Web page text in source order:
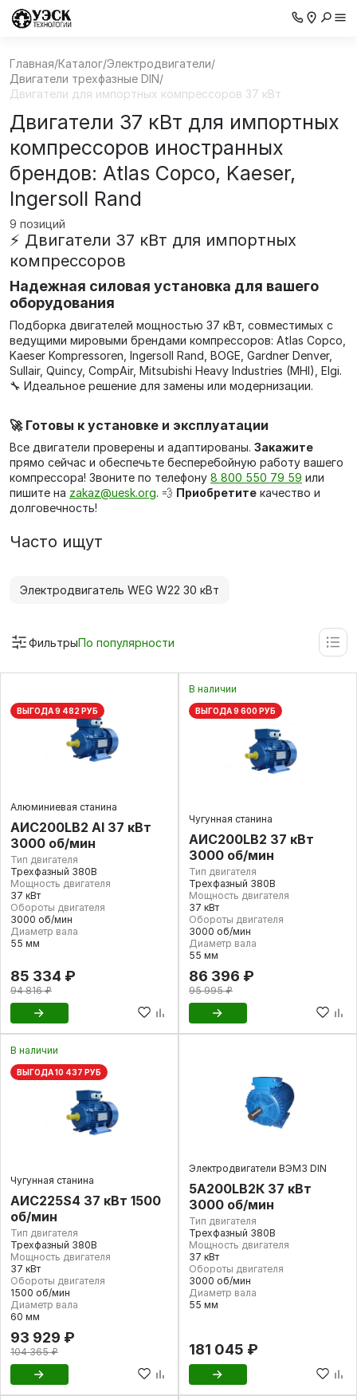
Главная/Каталог/Электродвигатели/
Двигатели трехфазные DIN/
Двигатели для импортных компрессоров 37 кВт
Двигатели 37 кВт для импортных
компрессоров иностранных
брендов: Atlas Copco, Kaeser,
Ingersoll Rand
9 позиций
⚡ Двигатели 37 кВт для импортных
компрессоров
Надежная силовая установка для вашего
оборудования
Подборка двигателей мощностью 37 кВт, совместимых с
ведущими мировыми брендами компрессоров: Atlas Copco,
Kaeser Kompressoren, Ingersoll Rand, BOGE, Gardner Denver,
Sullair, Quincy, CompAir, Mitsubishi Heavy Industries (MHI), Elgi.
🔧 Идеальное решение для замены или модернизации.
🚀 Готовы к установке и эксплуатации
Все двигатели проверены и адаптированы. Закажите
прямо сейчас и обеспечьте бесперебойную работу вашего
компрессора! Звоните по телефону 8 800 550 79 59 или
пишите на zakaz@uesk.org. 💨 Приобретите качество и
долговечность!
Часто ищут
Электродвигатель WEG W22 30 кВт
ФильтрыПо популярности
ВЫГОДА 9 482 РУБ
Алюминиевая станина
AИC200LB2 Al 37 кВт
3000 об/мин
Тип двигателя
Трехфазный 380В
Мощность двигателя
37 кВт
Обороты двигателя
3000 об/мин
Диаметр вала
55 мм
85 334 ₽
94 816 ₽
В наличии
ВЫГОДА 9 600 РУБ
Чугунная станина
АИС200LB2 37 кВт
3000 об/мин
Тип двигателя
Трехфазный 380В
Мощность двигателя
37 кВт
Обороты двигателя
3000 об/мин
Диаметр вала
55 мм
86 396 ₽
95 995 ₽
В наличии
ВЫГОДА 10 437 РУБ
Чугунная станина
АИС225S4 37 кВт 1500
об/мин
Тип двигателя
Трехфазный 380В
Мощность двигателя
37 кВт
Обороты двигателя
1500 об/мин
Диаметр вала
60 мм
93 929 ₽
104 365 ₽
Электродвигатели ВЭМЗ DIN
5А200LB2К 37 кВт
3000 об/мин
Тип двигателя
Трехфазный 380В
Мощность двигателя
37 кВт
Обороты двигателя
3000 об/мин
Диаметр вала
55 мм
181 045 ₽